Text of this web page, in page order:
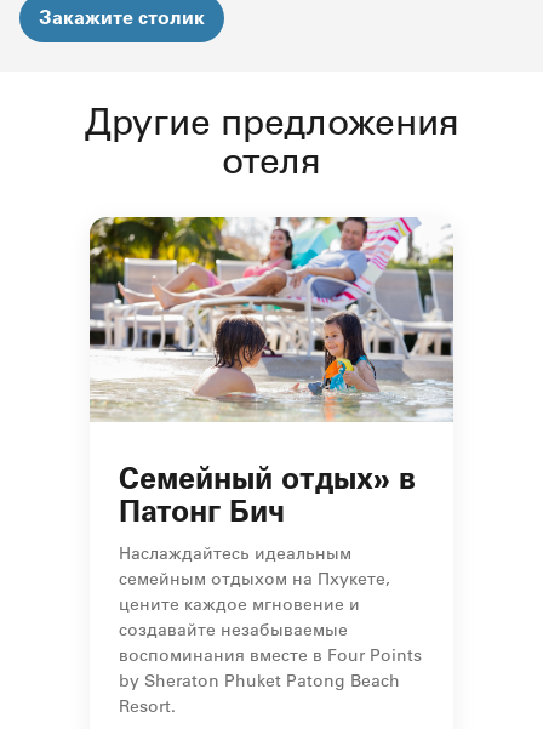
Закажите столик
Другие предложения
отеля
Семейный отдых» в
Патонг Бич
Наслаждайтесь идеальным
семейным отдыхом на Пхукете,
цените каждое мгновение и
создавайте незабываемые
воспоминания вместе в Four Points
by Sheraton Phuket Patong Beach
Resort.